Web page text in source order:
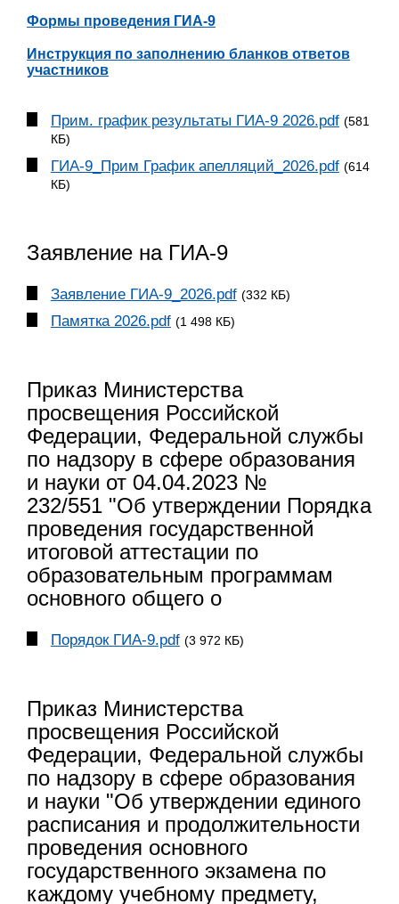
Формы проведения ГИА-9
Инструкция по заполнению бланков ответов
участников
Прим. график результаты ГИА-9 2026.pdf (581
КБ)
ГИА-9_Прим График апелляций_2026.pdf (614
КБ)
Заявление на ГИА-9
Заявление ГИА-9_2026.pdf (332 КБ)
Памятка 2026.pdf (1 498 КБ)
Приказ Министерства
просвещения Российской
Федерации, Федеральной службы
по надзору в сфере образования
и науки от 04.04.2023 №
232/551 "Об утверждении Порядка
проведения государственной
итоговой аттестации по
образовательным программам
основного общего о
Порядок ГИА-9.pdf (3 972 КБ)
Приказ Министерства
просвещения Российской
Федерации, Федеральной службы
по надзору в сфере образования
и науки "Об утверждении единого
расписания и продолжительности
проведения основного
государственного экзамена по
каждому учебному предмету,